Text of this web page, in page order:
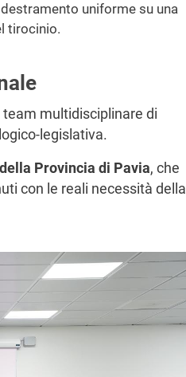
uniforme su una
tirocinio.
multidisciplinare di
legislativa.
Provincia di Pavia, che
con le reali necessità della